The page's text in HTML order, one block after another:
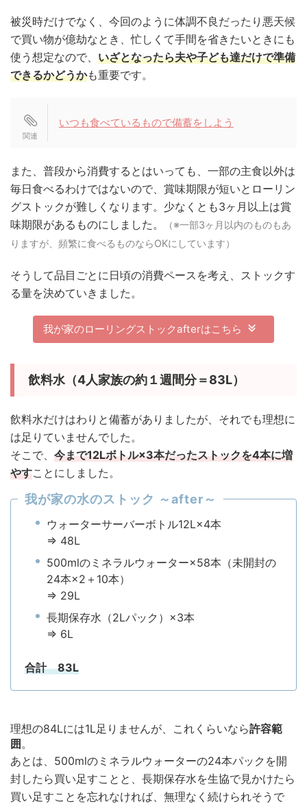
被災時だけでなく、今回のように体調不良だったり悪天候
で買い物が億劫なとき、忙しくて手間を省きたいときにも
使う想定なので、 いざとなったら夫や子ども達だけで準備
できるかどうかも重要です。
いつも食べているもので備蓄をしよう
また、普段から消費するとはいっても、一部の主食以外は
毎日食べるわけではないので、賞味期限が短いとローリン
グストックが難しくなります。少なくとも3ヶ月以上は賞
味期限があるものにしました。
（※一部3ヶ月以内のものもあ
りますが、頻繁に食べるものならOKにしています）
そうして品目ごとに日頃の消費ペースを考え、ストックす
る量を決めていきました。
我が家のローリングストックafterはこちら
飲料水（4人家族の約１週間分＝83L）
飲料水だけはわりと備蓄がありましたが、それでも理想に
は足りていませんでした。
そこで、 今まで12Lボトル×3本だったストックを4本に増
やすことにしました。
我が家の水のストック ～after～
ウォーターサーバーボトル12L×4本
⇒ 48L
500mlのミネラルウォーター×58本（未開封の
24本×2＋10本）
⇒ 29L
長期保存水（2Lパック）×3本
⇒ 6L
合計 83L
理想の84Lには1L足りませんが、これくらいなら許容範
囲。
あとは、500mlのミネラルウォーターの24本パックを開
封したら買い足すことと、長期保存水を生協で見かけたら
買い足すことを忘れなければ、無理なく続けられそうで